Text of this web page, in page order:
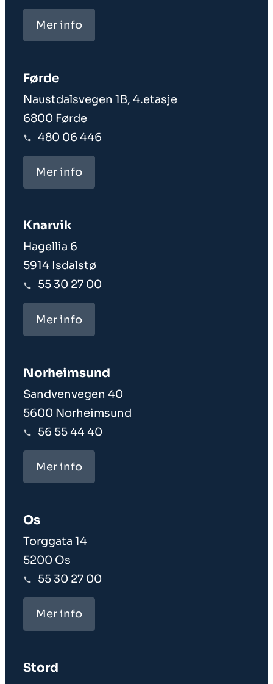
Mer info
Førde
Naustdalsvegen 1B, 4.etasje
6800 Førde
480 06 446
Mer info
Knarvik
Hagellia 6
5914 Isdalstø
55 30 27 00
Mer info
Norheim­sund
Sandvenvegen 40
5600 Norheimsund
56 55 44 40
Mer info
Os
Torggata 14
5200 Os
55 30 27 00
Mer info
Stord